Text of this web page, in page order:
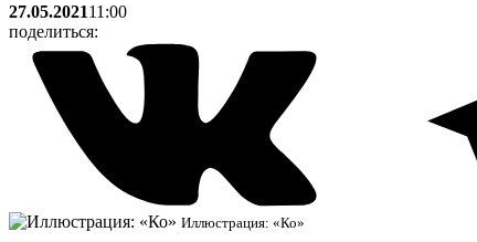
27.05.202111:00
поделиться:
Иллюстрация: «Ко»